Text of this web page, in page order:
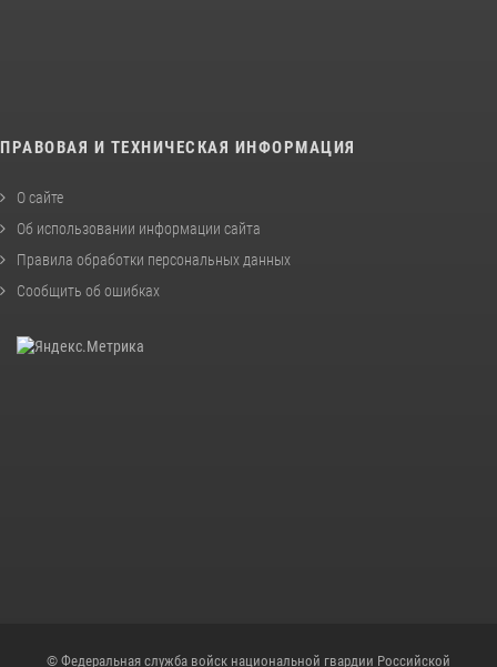
ПРАВОВАЯ И ТЕХНИЧЕСКАЯ ИНФОРМАЦИЯ
О сайте
Об использовании информации сайта
Правила обработки персональных данных
Сообщить об ошибках
© Федеральная служба войск национальной гвардии Российской